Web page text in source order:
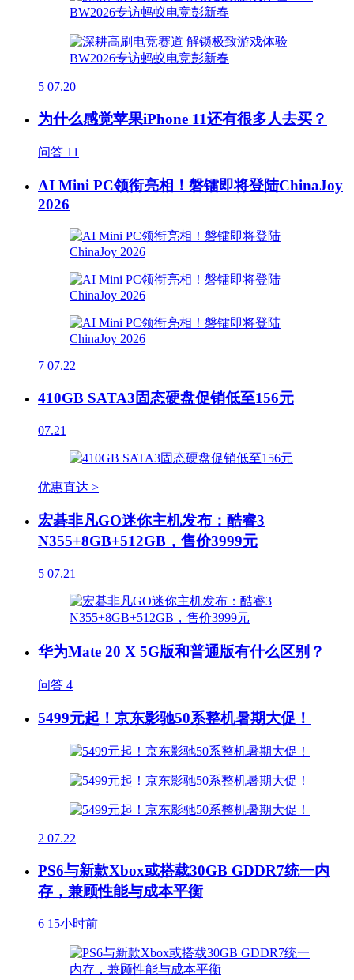
5 07.20
为什么感觉苹果iPhone 11还有很多人去买？
问答 11
AI Mini PC领衔亮相！磐镭即将登陆ChinaJoy
2026
7 07.22
410GB SATA3固态硬盘促销低至156元
07.21
优惠直达 >
宏碁非凡GO迷你主机发布：酷睿3
N355+8GB+512GB，售价3999元
5 07.21
华为Mate 20 X 5G版和普通版有什么区别？
问答 4
5499元起！京东影驰50系整机暑期大促！
2 07.22
PS6与新款Xbox或搭载30GB GDDR7统一内
存，兼顾性能与成本平衡
6 15小时前